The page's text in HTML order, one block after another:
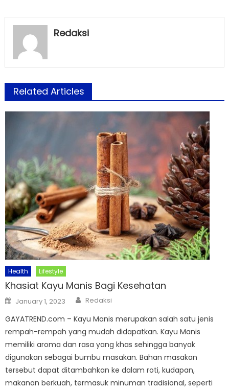
Redaksi
Related Articles
Health Lifestyle
Khasiat Kayu Manis Bagi Kesehatan
Posted
on
January 1, 2023 Author
Redaksi
GAYATREND.com – Kayu Manis merupakan salah satu jenis
rempah-rempah yang mudah didapatkan. Kayu Manis
memiliki aroma dan rasa yang khas sehingga banyak
digunakan sebagai bumbu masakan. Bahan masakan
tersebut dapat ditambahkan ke dalam roti, kudapan,
makanan berkuah, termasuk minuman tradisional, seperti